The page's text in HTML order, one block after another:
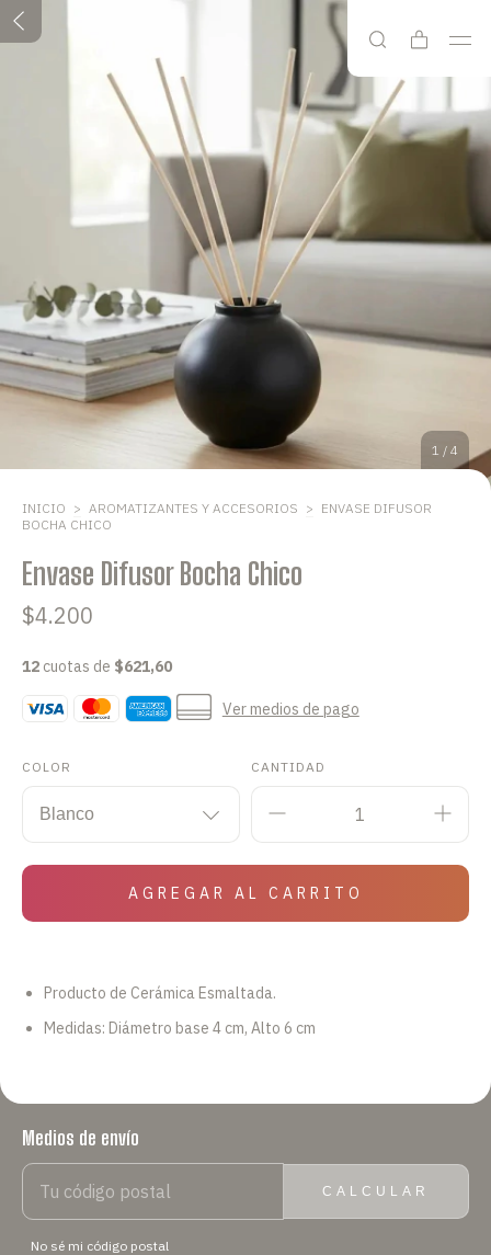
1 / 4
INICIO > AROMATIZANTES Y ACCESORIOS > ENVASE DIFUSOR
BOCHA CHICO
Envase Difusor Bocha Chico
$4.200
12 cuotas de $621,60
Ver medios de pago
COLOR CANTIDAD
Producto de Cerámica Esmaltada.
Medidas: Diámetro base 4 cm, Alto 6 cm
ENTREGAS PARA EL CP:
Medios de envío
CALCULAR
No sé mi código postal